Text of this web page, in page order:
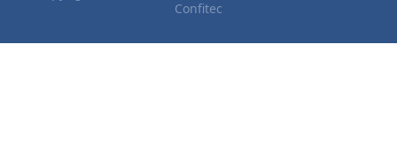
Confitec